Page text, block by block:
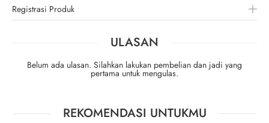
Registrasi Produk
ULASAN
Belum ada ulasan. Silahkan lakukan pembelian dan jadi yang
pertama untuk mengulas.
REKOMENDASI UNTUKMU